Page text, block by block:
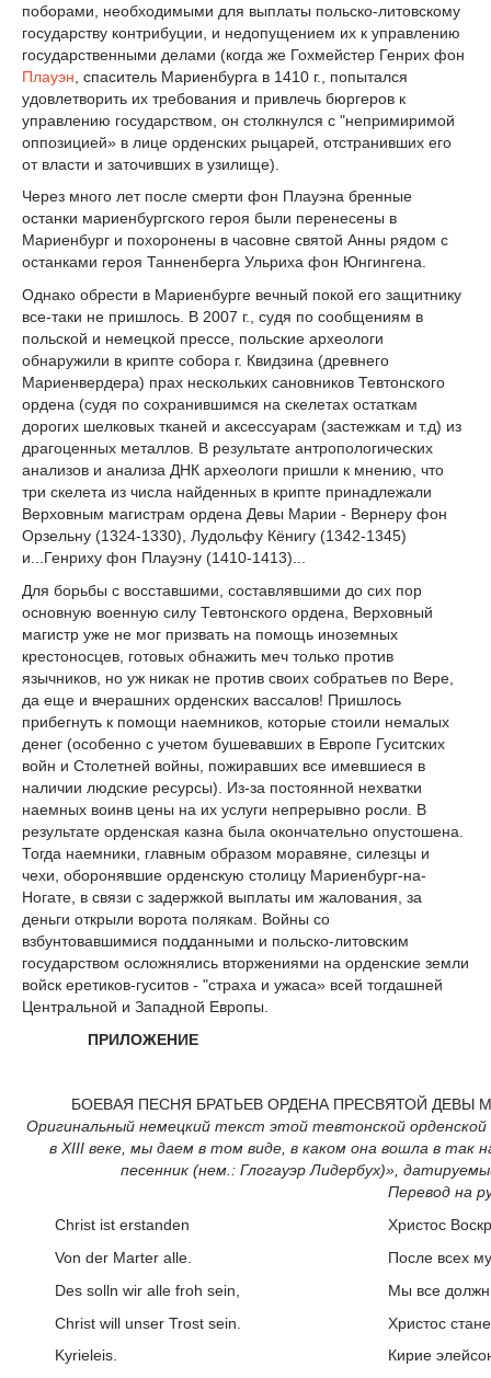
поборами, необходимыми для выплаты польско-литовскому
государству контрибуции, и недопущением их к управлению
государственными делами (когда же Гохмейстер Генрих фон
Плауэн , спаситель Мариенбурга в 1410 г., попытался
удовлетворить их требования и привлечь бюргеров к
управлению государством, он столкнулся с "непримиримой
оппозицией» в лице орденских рыцарей, отстранивших его
от власти и заточивших в узилище).
Через много лет после смерти фон Плауэна бренные
останки мариенбургского героя были перенесены в
Мариенбург и похоронены в часовне святой Анны рядом с
останками героя Танненберга Ульриха фон Юнгингена.
Однако обрести в Мариенбурге вечный покой его защитнику
все-таки не пришлось. В 2007 г., судя по сообщениям в
польской и немецкой прессе, польские археологи
обнаружили в крипте собора г. Квидзина (древнего
Мариенвердера) прах нескольких сановников Тевтонского
ордена (судя по сохранившимся на скелетах остаткам
дорогих шелковых тканей и аксессуарам (застежкам и т.д) из
драгоценных металлов. В результате антропологических
анализов и анализа ДНК археологи пришли к мнению, что
три скелета из числа найденных в крипте принадлежали
Верховным магистрам ордена Девы Марии - Вернеру фон
Орзельну (1324-1330), Лудольфу Кёнигу (1342-1345)
и...Генриху фон Плауэну (1410-1413)...
Для борьбы с восставшими, составлявшими до сих пор
основную военную силу Тевтонского ордена, Верховный
магистр уже не мог призвать на помощь иноземных
крестоносцев, готовых обнажить меч только против
язычников, но уж никак не против своих собратьев по Вере,
да еще и вчерашних орденских вассалов! Пришлось
прибегнуть к помощи наемников, которые стоили немалых
денег (особенно с учетом бушевавших в Европе Гуситских
войн и Столетней войны, пожиравших все имевшиеся в
наличии людские ресурсы). Из-за постоянной нехватки
наемных воинв цены на их услуги непрерывно росли. В
результате орденская казна была окончательно опустошена.
Тогда наемники, главным образом моравяне, силезцы и
чехи, оборонявшие орденскую столицу Мариенбург-на-
Ногате, в связи с задержкой выплаты им жалования, за
деньги открыли ворота полякам. Войны со
взбунтовавшимися подданными и польско-литовским
государством осложнялись вторжениями на орденские земли
войск еретиков-гуситов - "страха и ужаса» всей тогдашней
Центральной и Западной Европы.
ПРИЛОЖЕНИЕ
БОЕВАЯ ПЕСНЯ БРАТЬЕВ ОРДЕНА ПРЕСВЯТОЙ ДЕВЫ
Оригинальный немецкий текст этой тевтонской орденской
в XIII веке, мы даем в том виде, в каком она вошла в так
песенник (нем.: Глогауэр Лидербух)»,
Перевод на
Christ ist erstanden
Von der Marter alle.
Des solln wir alle froh sein,
Christ will unser Trost sein.
Kyrieleis.
Христос
После всех
Мы все
Христос
Кирие